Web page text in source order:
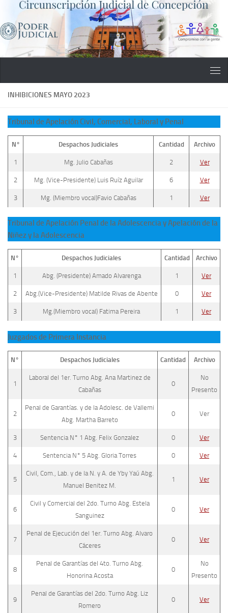
Saltar al contenido
INHIBICIONES MAYO 2023
Tribunal de Apelación Civil, Comercial, Laboral y Penal
N° Despachos Judiciales Cantidad Archivo
1 Mg. Julio Cabañas 2 Ver
2 Mg. (Vice-Presidente) Luis Ruíz Aguilar 6 Ver
3 Mg. (Miembro vocal)Favio Cabañas 1 Ver
Tribunal de Apelación Penal de la Adolescencia y Apelación de la
Niñez y la Adolescencia
N° Despachos Judiciales Cantidad Archivo
1 Abg. (Presidente) Amado Alvarenga 1 Ver
2 Abg.(Vice-Presidente) Matilde Rivas de Abente 0 Ver
3 Mg.(Miembro vocal) Fatima Pereira 1 Ver
Juzgados de Primera Instancia
N° Despachos Judiciales Cantidad Archivo
1
Laboral del 1er. Turno Abg. Ana Martinez de
Cabañas
0
No
Presento
2
Penal de Garantías. y de la Adolesc. de Vallemi
Abg. Martha Barreto
0 Ver
3 Sentencia N° 1 Abg. Felix Gonzalez 0 Ver
4 Sentencia N° 5 Abg. Gloria Torres 0 Ver
5
Civil, Com., Lab. y de la N. y A. de Yby Yaú Abg.
Manuel Benitez M.
1 Ver
6
Civil y Comercial del 2do. Turno Abg. Estela
Sanguinez
0 Ver
7
Penal de Ejecución del 1er. Turno Abg. Alvaro
Cáceres
0 Ver
8
Penal de Garantías del 4to. Turno Abg.
Honorina Acosta
0
No
Presento
9
Penal de Garantías del 2do. Turno Abg. Liz
Romero
0 Ver